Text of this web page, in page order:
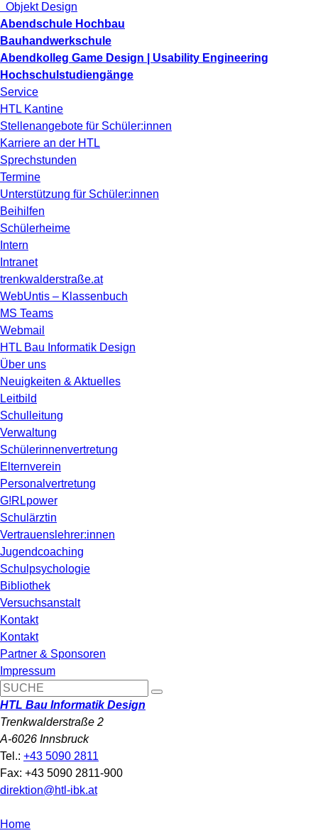
Objekt Design
Abendschule Hochbau
Bauhandwerkschule
Abendkolleg Game Design | Usability Engineering
Hochschulstudiengänge
Service
HTL Kantine
Stellenangebote für Schüler:innen
Karriere an der HTL
Sprechstunden
Termine
Unterstützung für Schüler:innen
Beihilfen
Schülerheime
Intern
Intranet
trenkwalderstraße.at
WebUntis – Klassenbuch
MS Teams
Webmail
HTL Bau Informatik Design
Über uns
Neuigkeiten & Aktuelles
Leitbild
Schulleitung
Verwaltung
Schülerinnenvertretung
Elternverein
Personalvertretung
G!RLpower
Schulärztin
Vertrauenslehrer:innen
Jugendcoaching
Schulpsychologie
Bibliothek
Versuchsanstalt
Kontakt
Kontakt
Partner & Sponsoren
Impressum
HTL Bau Informatik Design
Trenkwalderstraße 2
A-6026 Innsbruck
Tel.: +43 5090 2811
Fax: +43 5090 2811-900
direktion@htl-ibk.at
Home